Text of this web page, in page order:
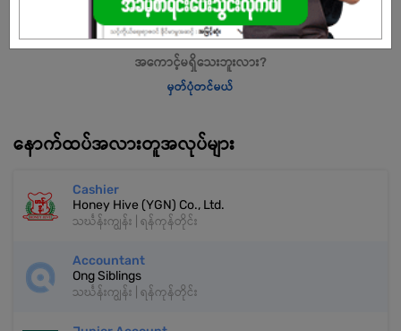
သက်တမ်းကုန်သွားပါပြီ
အကောင့်မရှိသေးဘူးလား?
မှတ်ပုံတင်မယ်
နောက်ထပ်အလားတူအလုပ်များ
Cashier
Honey Hive (YGN) Co., Ltd.
သင်္ဃန်းကျွန်း | ရန်ကုန်တိုင်း
Accountant
Ong Siblings
သင်္ဃန်းကျွန်း | ရန်ကုန်တိုင်း